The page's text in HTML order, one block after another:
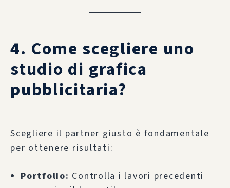
4. Come scegliere uno
studio di grafica
pubblicitaria?
Scegliere il partner giusto è fondamentale
per ottenere risultati:
Portfolio: Controlla i lavori precedenti